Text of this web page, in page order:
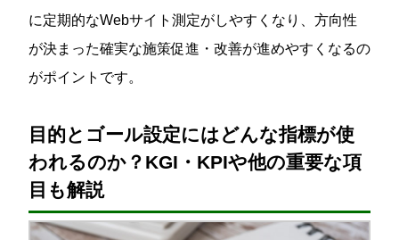
に定期的なWebサイト測定がしやすくなり、方向性
が決まった確実な施策促進・改善が進めやすくなるの
がポイントです。
目的とゴール設定にはどんな指標が使
われるのか？KGI・KPIや他の重要な項
目も解説